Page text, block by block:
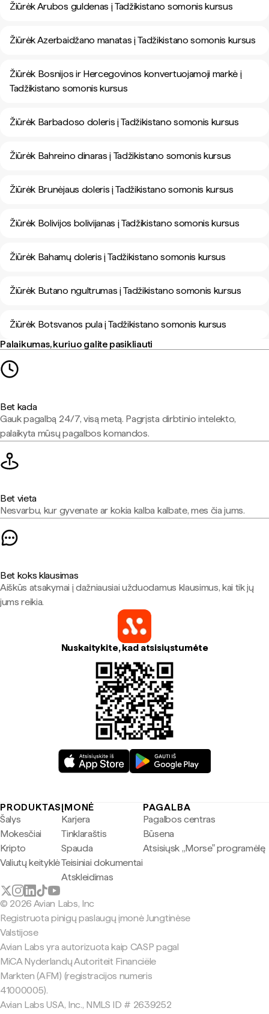
Žiūrėk Arubos guldenas į Tadžikistano somonis kursus
Žiūrėk Azerbaidžano manatas į Tadžikistano somonis kursus
Žiūrėk Bosnijos ir Hercegovinos konvertuojamoji markė į
Tadžikistano somonis kursus
Žiūrėk Barbadoso doleris į Tadžikistano somonis kursus
Žiūrėk Bahreino dinaras į Tadžikistano somonis kursus
Žiūrėk Brunėjaus doleris į Tadžikistano somonis kursus
Žiūrėk Bolivijos bolivijanas į Tadžikistano somonis kursus
Žiūrėk Bahamų doleris į Tadžikistano somonis kursus
Žiūrėk Butano ngultrumas į Tadžikistano somonis kursus
Žiūrėk Botsvanos pula į Tadžikistano somonis kursus
Palaikumas, kuriuo galite pasikliauti
Bet kada
Gauk pagalbą 24/7, visą metą. Pagrįsta dirbtinio intelekto,
palaikyta mūsų pagalbos komandos.
Bet vieta
Nesvarbu, kur gyvenate ar kokia kalba kalbate, mes čia jums.
Bet koks klausimas
Aiškūs atsakymai į dažniausiai užduodamus klausimus, kai tik jų
jums reikia.
Nuskaitykite, kad atsisiųstumėte
PRODUKTAS
Šalys
Mokesčiai
Kripto
Valiutų keityklė
ĮMONĖ
Karjera
Tinklaraštis
Spauda
Teisiniai dokumentai
Atskleidimas
PAGALBA
Pagalbos centras
Būsena
Atsisiųsk „Morse" programėlę
© 2026 Avian Labs, Inc
Registruota pinigų paslaugų įmonė Jungtinėse
Valstijose
Avian Labs yra autorizuota kaip CASP pagal
MiCA Nyderlandų Autoriteit Financiële
Markten (AFM) (registracijos numeris
41000005).
Avian Labs USA, Inc., NMLS ID # 2639252